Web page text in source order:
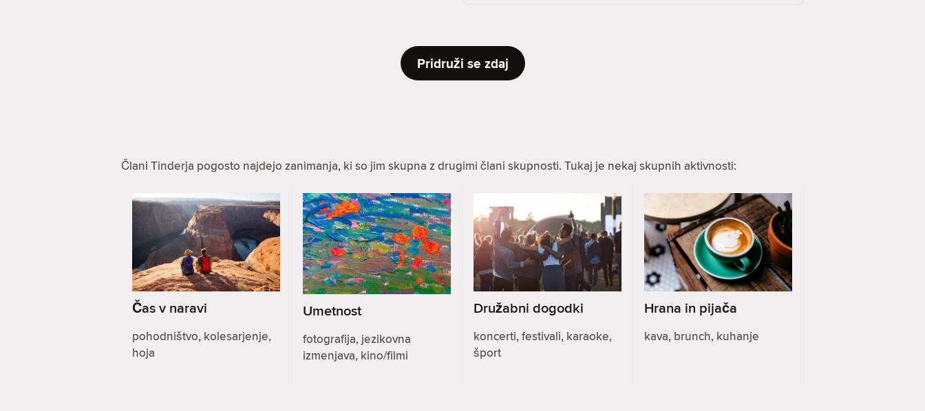
Pridruži se zdaj
Člani Tinderja pogosto najdejo zanimanja, ki so jim skupna z drugimi člani skupnosti. Tukaj je nekaj skupnih aktivnosti:
Čas v naravi
pohodništvo, kolesarjenje,
hoja
Umetnost
fotografija, jezikovna
izmenjava, kino/filmi
Družabni dogodki
koncerti, festivali, karaoke,
šport
Hrana in pijača
kava, brunch, kuhanje